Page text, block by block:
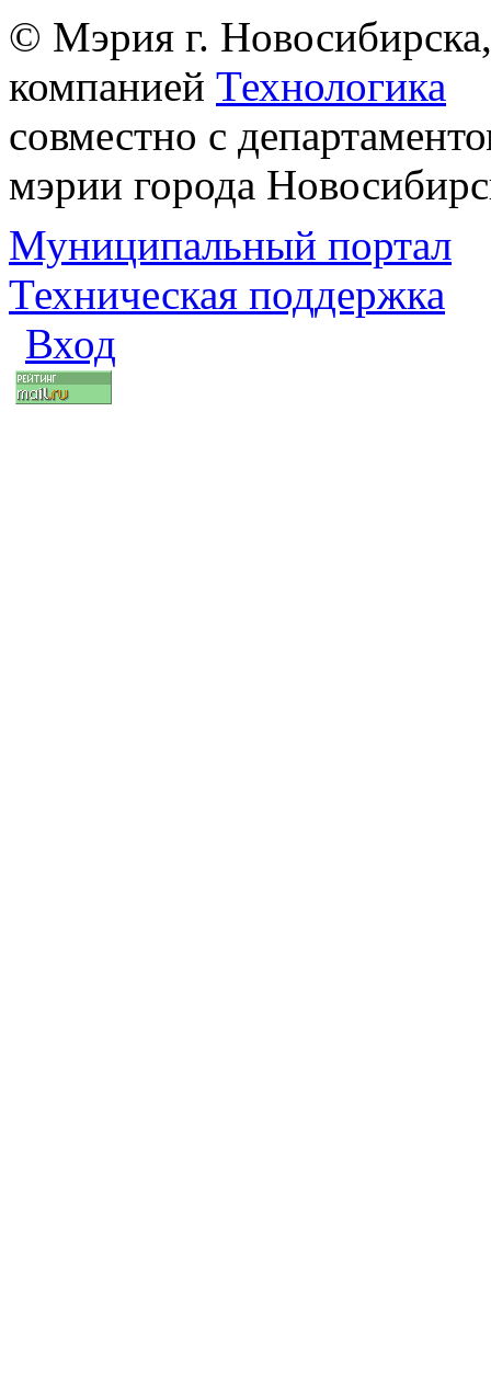
© Мэрия г.
компанией Технологика
совместно с
мэрии города
Муниципальный портал
Техническая поддержка
Вход